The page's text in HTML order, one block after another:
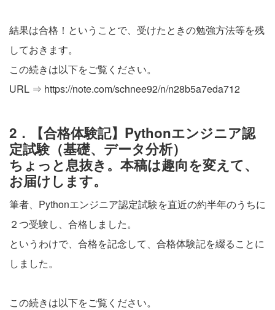
結果は合格！ということで、受けたときの勉強方法等を残
しておきます。
この続きは以下をご覧ください。
URL ⇒ https://note.com/schnee92/n/n28b5a7eda712
2．【合格体験記】Pythonエンジニア認
定試験（基礎、データ分析）
ちょっと息抜き。本稿は趣向を変えて、
お届けします。
筆者、Pythonエンジニア認定試験を直近の約半年のうちに
２つ受験し、合格しました。
というわけで、合格を記念して、合格体験記を綴ることに
しました。
この続きは以下をご覧ください。